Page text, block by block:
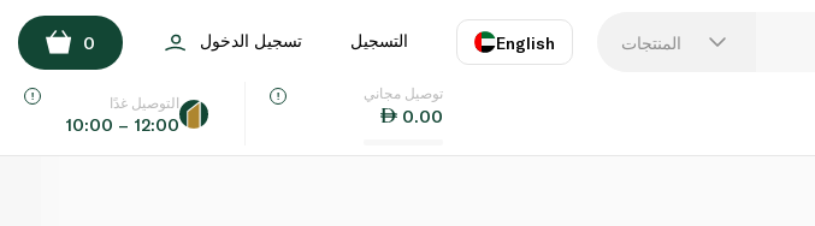
المنتجات English
اللغة
التسجيل تسجيل الدخول 0
توصيل مجاني
0.00
التوصيل غدًا
10:00 – 12:00
سبينس فوود كبسولات قهوة دون كافين 10 كبسولات 54 غ